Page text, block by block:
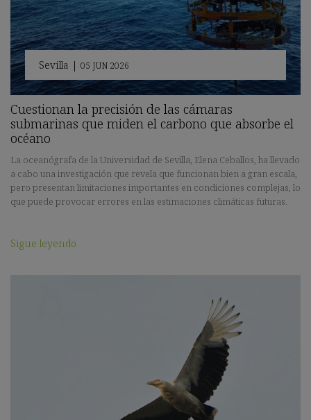
Sevilla | 05 JUN 2026
Cuestionan la precisión de las cámaras
submarinas que miden el carbono que absorbe el
océano
La oceanógrafa de la Universidad de Sevilla, Elena Ceballos, ha llevado
a cabo una investigación que revela que funcionan bien a gran escala,
pero presentan limitaciones importantes en condiciones complejas, lo
que puede provocar errores en las estimaciones climáticas futuras.
Sigue leyendo